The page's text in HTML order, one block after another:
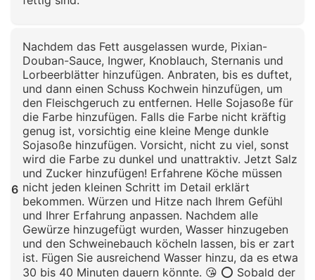
6
Nachdem das Fett ausgelassen wurde, Pixian-
Douban-Sauce, Ingwer, Knoblauch, Sternanis und
Lorbeerblätter hinzufügen. Anbraten, bis es duftet,
und dann einen Schuss Kochwein hinzufügen, um
den Fleischgeruch zu entfernen. Helle Sojasoße für
die Farbe hinzufügen. Falls die Farbe nicht kräftig
genug ist, vorsichtig eine kleine Menge dunkle
Sojasoße hinzufügen. Vorsicht, nicht zu viel, sonst
wird die Farbe zu dunkel und unattraktiv. Jetzt Salz
und Zucker hinzufügen! Erfahrene Köche müssen
nicht jeden kleinen Schritt im Detail erklärt
bekommen. Würzen und Hitze nach Ihrem Gefühl
und Ihrer Erfahrung anpassen. Nachdem alle
Gewürze hinzugefügt wurden, Wasser hinzugeben
und den Schweinebauch köcheln lassen, bis er zart
ist. Fügen Sie ausreichend Wasser hinzu, da es etwa
30 bis 40 Minuten dauern könnte. 😘 ⭕ Sobald der